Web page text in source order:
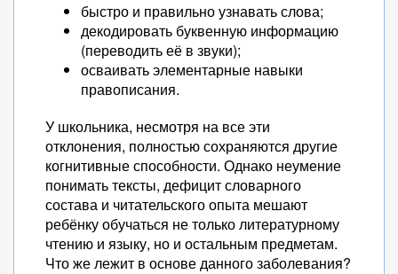
быстро и правильно узнавать слова;
декодировать буквенную информацию
(переводить её в звуки);
осваивать элементарные навыки
правописания.
У школьника, несмотря на все эти
отклонения, полностью сохраняются другие
когнитивные способности. Однако неумение
понимать тексты, дефицит словарного
состава и читательского опыта мешают
ребёнку обучаться не только литературному
чтению и языку, но и остальным предметам.
Что же лежит в основе данного заболевания?